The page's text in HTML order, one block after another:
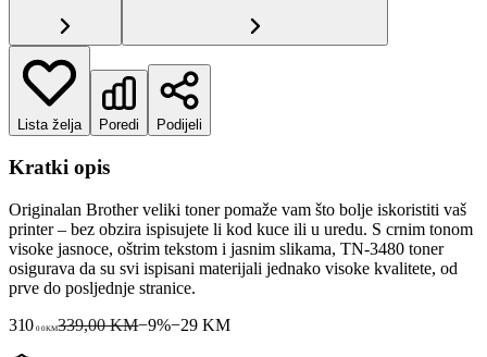
Lista želja Poredi Podijeli
Kratki opis
Originalan Brother veliki toner pomaže vam što bolje iskoristiti vaš
printer – bez obzira ispisujete li kod kuce ili u uredu. S crnim tonom
visoke jasnoce, oštrim tekstom i jasnim slikama, TN-3480 toner
osigurava da su svi ispisani materijali jednako visoke kvalitete, od
prve do posljednje stranice.
310 00KM339,00 KM−9%−29 KM